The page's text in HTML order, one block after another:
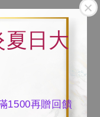
日大
1500再贈回饋